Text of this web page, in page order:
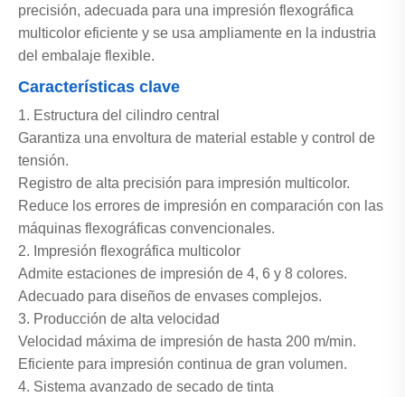
precisión, adecuada para una impresión flexográfica
multicolor eficiente y se usa ampliamente en la industria
del embalaje flexible.
Características clave
1. Estructura del cilindro central
Garantiza una envoltura de material estable y control de
tensión.
Registro de alta precisión para impresión multicolor.
Reduce los errores de impresión en comparación con las
máquinas flexográficas convencionales.
2. Impresión flexográfica multicolor
Admite estaciones de impresión de 4, 6 y 8 colores.
Adecuado para diseños de envases complejos.
3. Producción de alta velocidad
Velocidad máxima de impresión de hasta 200 m/min.
Eficiente para impresión continua de gran volumen.
4. Sistema avanzado de secado de tinta